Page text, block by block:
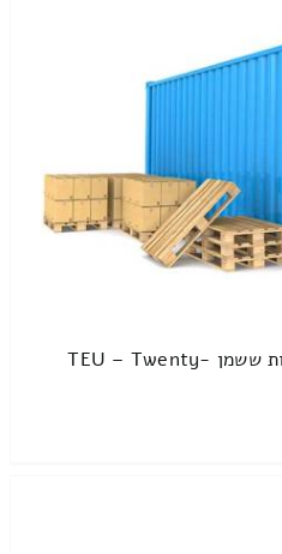
נפח של מכולה נמדד ביחידות ששמן TEU – Twenty-